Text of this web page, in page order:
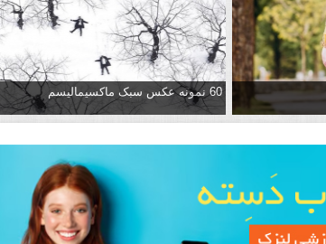
60 نمونه عکس سبک ماکسیمالیسم